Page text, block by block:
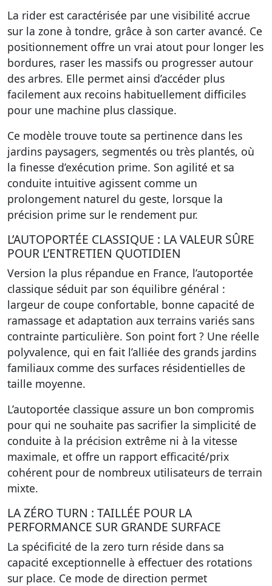
La rider est caractérisée par une visibilité accrue
sur la zone à tondre, grâce à son carter avancé. Ce
positionnement offre un vrai atout pour longer les
bordures, raser les massifs ou progresser autour
des arbres. Elle permet ainsi d’accéder plus
facilement aux recoins habituellement difficiles
pour une machine plus classique.
Ce modèle trouve toute sa pertinence dans les
jardins paysagers, segmentés ou très plantés, où
la finesse d’exécution prime. Son agilité et sa
conduite intuitive agissent comme un
prolongement naturel du geste, lorsque la
précision prime sur le rendement pur.
L’AUTOPORTÉE CLASSIQUE : LA VALEUR SÛRE
POUR L’ENTRETIEN QUOTIDIEN
Version la plus répandue en France, l’autoportée
classique séduit par son équilibre général :
largeur de coupe confortable, bonne capacité de
ramassage et adaptation aux terrains variés sans
contrainte particulière. Son point fort ? Une réelle
polyvalence, qui en fait l’alliée des grands jardins
familiaux comme des surfaces résidentielles de
taille moyenne.
L’autoportée classique assure un bon compromis
pour qui ne souhaite pas sacrifier la simplicité de
conduite à la précision extrême ni à la vitesse
maximale, et offre un rapport efficacité/prix
cohérent pour de nombreux utilisateurs de terrain
mixte.
LA ZÉRO TURN : TAILLÉE POUR LA
PERFORMANCE SUR GRANDE SURFACE
La spécificité de la zero turn réside dans sa
capacité exceptionnelle à effectuer des rotations
sur place. Ce mode de direction permet